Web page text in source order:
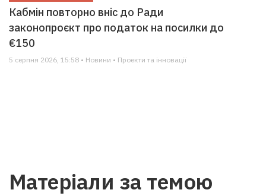
Кабмін повторно вніс до Ради
законопроєкт про податок на посилки до
€150
5 серпня 2026, 15:58 • Новини • Проекти та інновації
Матеріали за темою